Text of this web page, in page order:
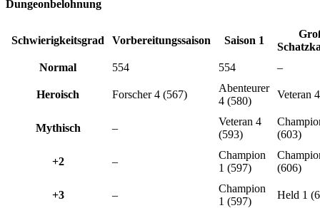
Dungeonbelohnung
Schwierigkeitsgrad Vorbereitungssaison Saison 1
Normal
554 554 –
Heroisch Forscher 4 (567)
Abenteurer
4 (580)
Veteran
Mythisch –
Veteran 4
(593)
(603)
+2 –
Champion
1 (597)
(606)
+3 –
Champion
1 (597)
Held 1